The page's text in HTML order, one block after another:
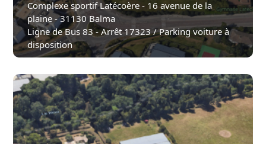
Complexe sportif Latécoère - 16 avenue de la
plaine - 31130 Balma
Ligne de Bus 83 - Arrêt 17323 / Parking voiture à
disposition